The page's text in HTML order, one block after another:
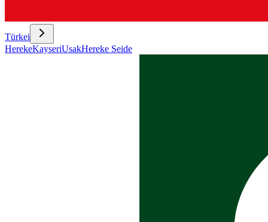
Türkei
HerekeKayseriUsakHereke Seide